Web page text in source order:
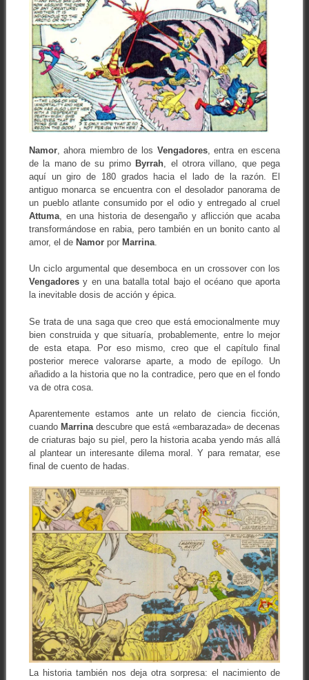
Namor, ahora miembro de los Vengadores, entra en escena
de la mano de su primo Byrrah , el otrora villano, que pega
aquí un giro de 180 grados hacia el lado de la razón. El
antiguo monarca se encuentra con el desolador panorama de
un pueblo atlante consumido por el odio y entregado al cruel
Attuma, en una historia de desengaño y aflicción que acaba
transformándose en rabia, pero también en un bonito canto al
amor, el de Namorpor Marrina.
Un ciclo argumental que desemboca en un crossover con los
Vengadoresy en una batalla total bajo el océano que aporta
la inevitable dosis de acción y épica.
Se trata de una saga que creo que está emocionalmente muy
bien construida y que situaría, probablemente, entre lo mejor
de esta etapa. Por eso mismo, creo que el capítulo final
posterior merece valorarse aparte, a modo de epílogo. Un
añadido a la historia que no la contradice, pero que en el fondo
va de otra cosa.
Aparentemente estamos ante un relato de ciencia ficción,
cuando Marrinadescubre que está «embarazada» de decenas
de criaturas bajo su piel, pero la historia acaba yendo más allá
al plantear un interesante dilema moral. Y para rematar, ese
final de cuento de hadas.
La historia también nos deja otra sorpresa: el nacimiento de